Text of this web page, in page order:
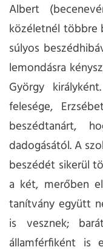
Albert
közéletnél többre
súlyos
lemondásra
György
felesége,
beszédtanárt,
dadogásától. A
beszédét sikerül
a két, merőben
tanítvány együtt
is vesznek;
államférfiként is